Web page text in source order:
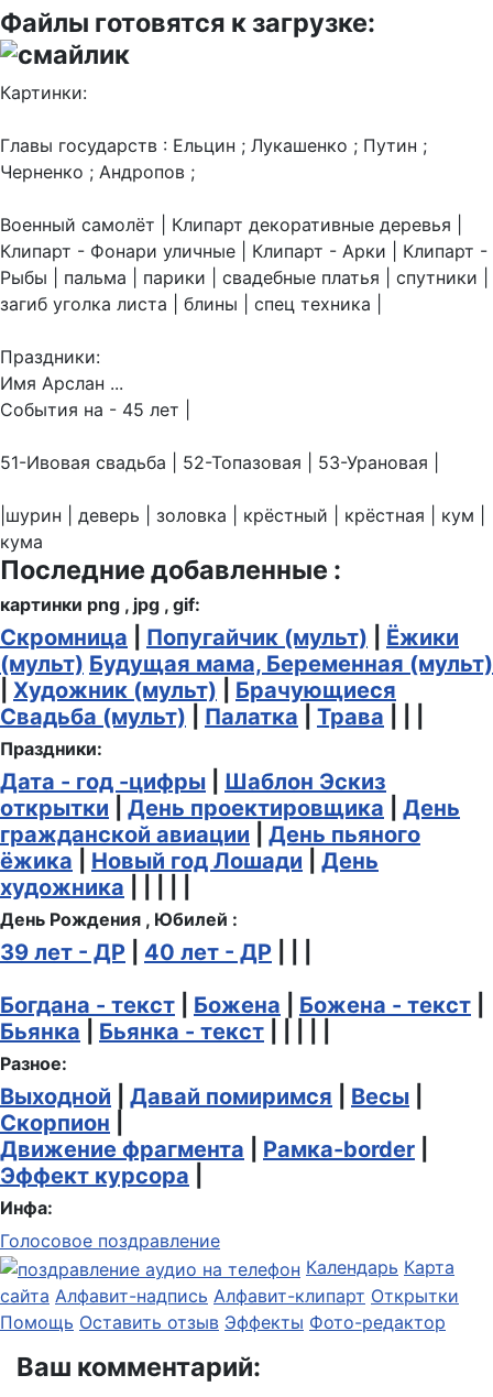
Файлы готовятся к загрузке:
Картинки:
Главы государств : Ельцин ; Лукашенко ; Путин ;
Черненко ; Андропов ;
Военный самолёт | Клипарт декоративные деревья |
Клипарт - Фонари уличные | Клипарт - Арки | Клипарт -
Рыбы | пальма | парики | свадебные платья | спутники |
загиб уголка листа | блины | спец техника |
Праздники:
Имя Арслан ...
События на - 45 лет |
51-Ивовая свадьба | 52-Топазовая | 53-Урановая |
|шурин | деверь | золовка | крёстный | крёстная | кум |
кума
Последние добавленные :
картинки png , jpg , gif:
Скромница Попугайчик (мульт)
Ёжики
(мульт) Будущая мама, Беременная (мульт)
Художник (мульт)
Брачующиеся
Свадьба (мульт)
Палатка Трава
Праздники:
Дата - год -цифры
Шаблон Эскиз
открытки
День проектировщика
День
гражданской авиации
День пьяного
ёжика
Новый год Лошади
День
художника
День Рождения , Юбилей :
39 лет - ДР 40 лет - ДР
Богдана - текст
Божена Божена - текст
Бьянка
Бьянка - текст
Разное:
Выходной Давай помиримся Весы
Скорпион
Движение фрагмента
Рамка-border
Эффект курсора
Инфа:
Голосовое поздравление
Календарь Карта
сайта Алфавит-надпись Алфавит-клипарт Открытки
Помощь Оставить отзыв Эффекты Фото-редактор
Ваш комментарий: